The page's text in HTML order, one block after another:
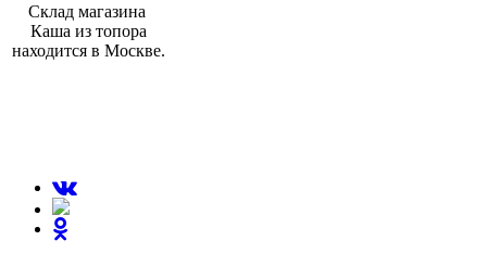
Склад магазина
Каша из топора
находится в Москве.